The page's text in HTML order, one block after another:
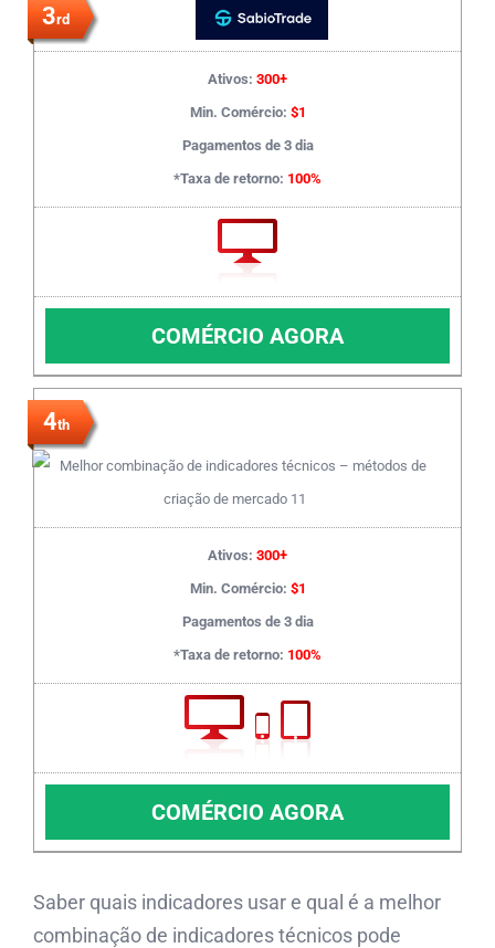
3rd
Ativos: 300+
Min. Comércio: $1
Pagamentos de 3 dia
*Taxa de retorno: 100%
COMÉRCIO AGORA
4th
Ativos: 300+
Min. Comércio: $1
Pagamentos de 3 dia
*Taxa de retorno: 100%
COMÉRCIO AGORA
Saber quais indicadores usar e qual é a melhor
combinação de indicadores técnicos pode